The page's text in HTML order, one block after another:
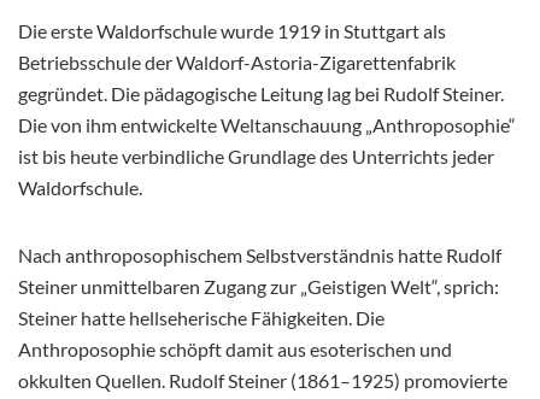
Die erste Waldorfschule wurde 1919 in Stuttgart als
Betriebsschule der Waldorf-Astoria-Zigarettenfabrik
gegründet. Die pädagogische Leitung lag bei Rudolf Steiner.
Die von ihm entwickelte Weltanschauung „Anthroposophie“
ist bis heute verbindliche Grundlage des Unterrichts jeder
Waldorfschule.
Nach anthroposophischem Selbstverständnis hatte Rudolf
Steiner unmittelbaren Zugang zur „Geistigen Welt“, sprich:
Steiner hatte hellseherische Fähigkeiten. Die
Anthroposophie schöpft damit aus esoterischen und
okkulten Quellen. Rudolf Steiner (1861–1925) promovierte